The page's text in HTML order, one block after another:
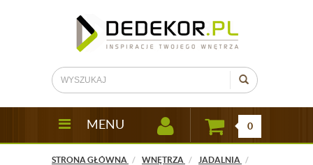
MENU 0
STRONA GŁÓWNA WNĘTRZA
JADALNIA